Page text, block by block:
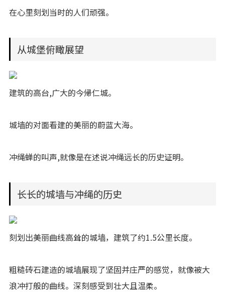
在心里刻划当时的人们顽强。
从城堡俯瞰展望
建筑的高台,广大的今帰仁城。
城墙的对面看建的美丽的蔚蓝大海。
冲绳蝉的叫声,就像是在述说冲绳远长的历史证明。
长长的城墙与冲绳的历史
刻划出美丽曲线高耸的城墙，建筑了约1.5公里长度。
粗糙砖石建造的城墙展现了坚固并庄严的感觉，就像被大
浪冲打般的曲线。深刻感受到壮大且温柔。